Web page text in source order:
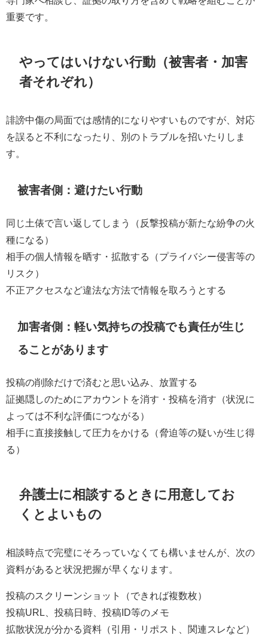
重要です。
やってはいけない行動（被害者・加害
者それぞれ）
誹謗中傷の局面では感情的になりやすいものですが、対応
を誤ると不利になったり、別のトラブルを招いたりしま
す。
被害者側：避けたい行動
同じ土俵で言い返してしまう（反撃投稿が新たな紛争の火
種になる）
相手の個人情報を晒す・拡散する（プライバシー侵害等の
リスク）
不正アクセスなど違法な方法で情報を取ろうとする
加害者側：軽い気持ちの投稿でも責任が生じ
ることがあります
投稿の削除だけで済むと思い込み、放置する
証拠隠しのためにアカウントを消す・投稿を消す（状況に
よっては不利な評価につながる）
相手に直接接触して圧力をかける（脅迫等の疑いが生じ得
る）
弁護士に相談するときに用意してお
くとよいもの
相談時点で完璧にそろっていなくても構いませんが、次の
資料があると状況把握が早くなります。
投稿のスクリーンショット（できれば複数枚）
投稿URL、投稿日時、投稿ID等のメモ
拡散状況が分かる資料（引用・リポスト、関連スレなど）